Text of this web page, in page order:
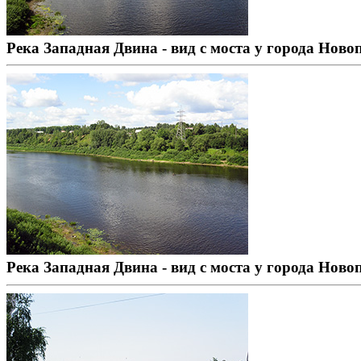
Река Западная Двина - вид с моста у города
Река Западная Двина - вид с моста у города